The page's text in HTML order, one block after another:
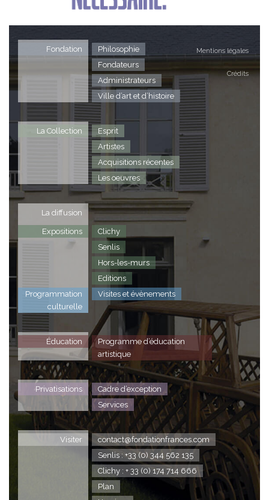
Mentions légales
Crédits
Fondation
Philosophie
Fondateurs
Administrateurs
Ville d’art et d’histoire
La Collection
Esprit
Artistes
Acquisitions récentes
Les oeuvres
La diffusion
Expositions
Clichy
Senlis
Hors-les-murs
Editions
Programmation
culturelle
Visites et évènements
Éducation
Programme d’éducation
artistique
Privatisations
Cadre d’exception
Services
Visiter
contact@fondationfrances.com
Senlis : +33 (0) 344 562 135
Clichy : + 33 (0) 174 714 666
Plan